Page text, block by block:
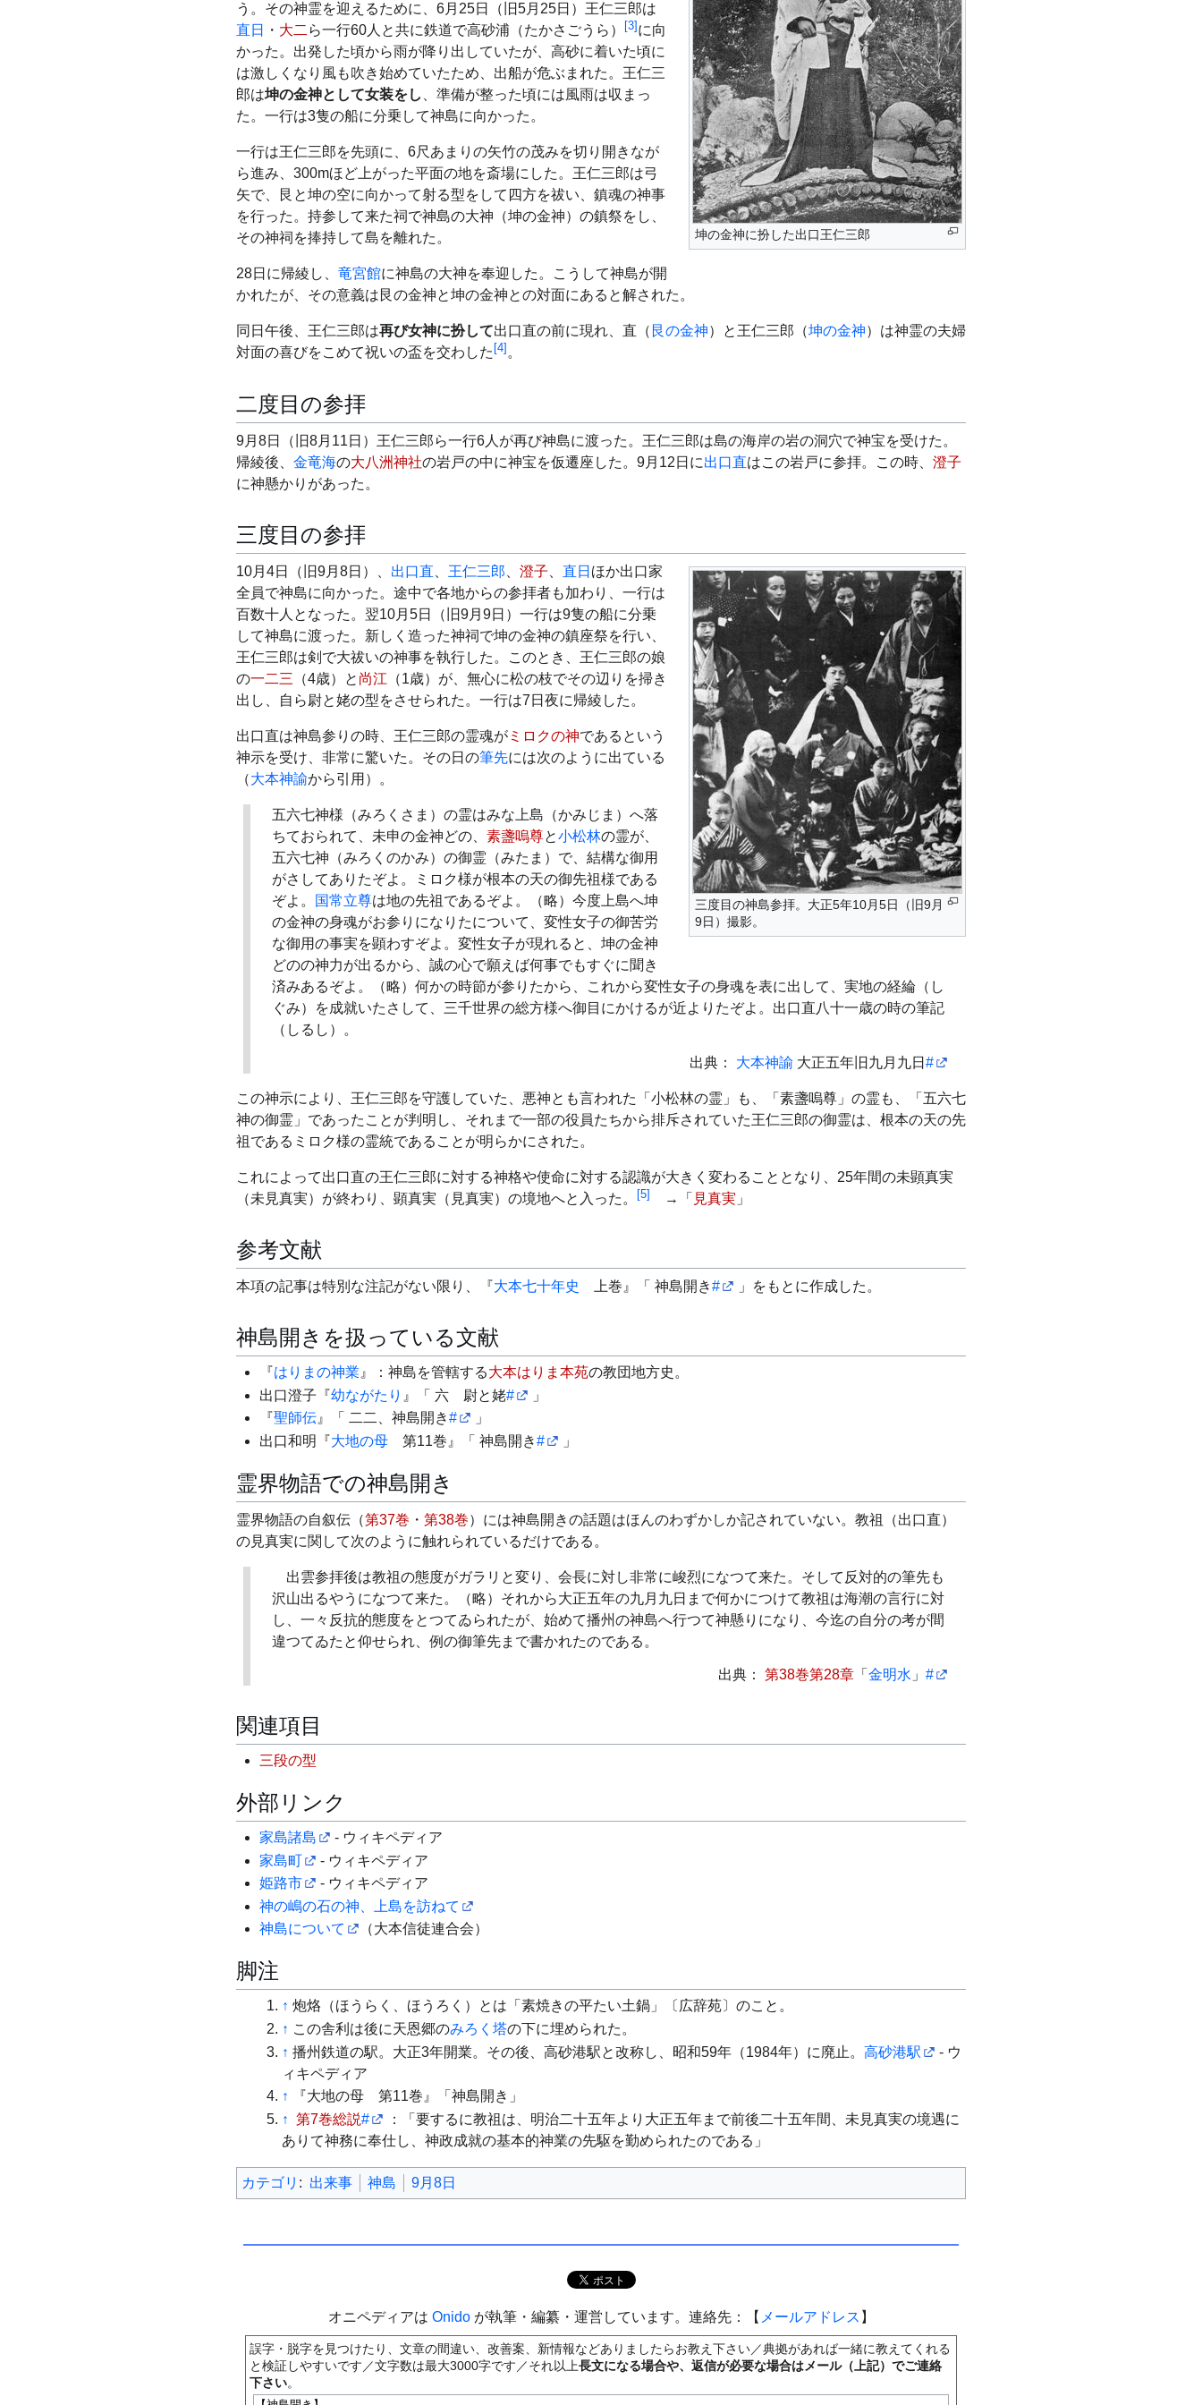
坤の金神に扮した出口王仁三郎
う。その神霊を迎えるために、6月25日（旧5月25日）王仁三郎は
直日
・ 大二 ら一行60人と共に鉄道で高砂浦（たかさごうら） [3] に向
かった。出発した頃から雨が降り出していたが、高砂に着いた頃に
は激しくなり風も吹き始めていたため、出船が危ぶまれた。王仁三
郎は坤の金神として女装をし
、準備が整った頃には風雨は収まっ
た。一行は3隻の船に分乗して神島に向かった。
一行は王仁三郎を先頭に、6尺あまりの矢竹の茂みを切り開きなが
ら進み、300mほど上がった平面の地を斎場にした。王仁三郎は弓
矢で、艮と坤の空に向かって射る型をして四方を祓い、鎮魂の神事
を行った。持参して来た祠で神島の大神（坤の金神）の鎮祭をし、
その神祠を捧持して島を離れた。
28日に帰綾し、 竜宮館に神島の大神を奉迎した。こうして神島が開
かれたが、その意義は艮の金神と坤の金神との対面にあると解された。
同日午後、王仁三郎は再び女神に扮して出口直の前に現れ、直（ 艮の金神）と王仁三郎（坤の金神）は神霊の夫婦
対面の喜びをこめて祝いの盃を交わした [4] 。
二度目の参拝
9月8日（旧8月11日）王仁三郎ら一行6人が再び神島に渡った。王仁三郎は島の海岸の岩の洞穴で神宝を受けた。
帰綾後、 金竜海の大八洲神社の岩戸の中に神宝を仮遷座した。9月12日に出口直はこの岩戸に参拝。この時、 澄子
に神懸かりがあった。
三度目の参拝
三度目の神島参拝。大正5年10月5日（旧9月
9日）撮影。
10月4日（旧9月8日）、 出口直 王仁三郎 澄子 直日 ほか出口家
全員で神島に向かった。途中で各地からの参拝者も加わり、一行は
百数十人となった。翌10月5日（旧9月9日）一行は9隻の船に分乗
して神島に渡った。新しく造った神祠で坤の金神の鎮座祭を行い、
王仁三郎は剣で大祓いの神事を執行した。このとき、王仁三郎の娘
の一二三 （4歳）と 尚江 （1歳）が、無心に松の枝でその辺りを掃き
出し、自ら尉と姥の型をさせられた。一行は7日夜に帰綾した。
出口直は神島参りの時、王仁三郎の霊魂が ミロクの神であるという
神示を受け、非常に驚いた。その日の筆先には次のように出ている
（大本神諭から引用）。
五六七神様（みろくさま）の霊はみな上島（かみじま）へ落
ちておられて、未申の金神どの、 素盞嗚尊と小松林の霊が、
五六七神（みろくのかみ）の御霊（みたま）で、結構な御用
がさしてありたぞよ。ミロク様が根本の天の御先祖様である
ぞよ。
国常立尊は地の先祖であるぞよ。（略）今度上島へ坤
の金神の身魂がお参りになりたについて、変性女子の御苦労
な御用の事実を顕わすぞよ。変性女子が現れると、坤の金神
どのの神力が出るから、誠の心で願えば何事でもすぐに聞き
済みあるぞよ。（略）何かの時節が参りたから、これから変性女子の身魂を表に出して、実地の経綸（し
ぐみ）を成就いたさして、三千世界の総方様へ御目にかけるが近よりたぞよ。出口直八十一歳の時の筆記
（しるし）。
出典： 大本神諭 大正五年旧九月九日 #
この神示により、王仁三郎を守護していた、悪神とも言われた「小松林の霊」も、「素盞嗚尊」の霊も、「五六七
神の御霊」であったことが判明し、それまで一部の役員たちから排斥されていた王仁三郎の御霊は、根本の天の先
祖であるミロク様の霊統であることが明らかにされた。
これによって出口直の王仁三郎に対する神格や使命に対する認識が大きく変わることとなり、25年間の未顕真実
（未見真実）が終わり、顕真実（見真実）の境地へと入った。
[5] →「 見真実 」
参考文献
本項の記事は特別な注記がない限り、『大本七十年史 上巻』「 神島開き# 」をもとに作成した。
神島開きを扱っている文献
『はりまの神業 』：神島を管轄する大本はりま本苑の教団地方史。
出口澄子『幼ながたり 』「 六 尉と姥#
」
『聖師伝』「 二二、神島開き#
」
出口和明『大地の母第11巻』「 神島開き# 」
霊界物語での神島開き
霊界物語の自叙伝（第37巻 ・ 第38巻）には神島開きの話題はほんのわずかしか記されていない。教祖（出口直）
の見真実に関して次のように触れられているだけである。
出雲参拝後は教祖の態度がガラリと変り、会長に対し非常に峻烈になつて来た。そして反対的の筆先も
沢山出るやうになつて来た。（略）それから大正五年の九月九日まで何かにつけて教祖は海潮の言行に対
し、一々反抗的態度をとつてゐられたが、始めて播州の神島へ行つて神懸りになり、今迄の自分の考が間
違つてゐたと仰せられ、例の御筆先まで書かれたのである。
出典： 第38巻第28章 「 金明水 」 #
関連項目
三段の型
外部リンク
家島諸島
- ウィキペディア
家島町
- ウィキペディア
姫路市
- ウィキペディア
神の嶋の石の神、上島を訪ねて
神島について
（大本信徒連合会）
脚注
↑ 炮烙（ほうらく、ほうろく）とは「素焼きの平たい土鍋」〔広辞苑〕のこと。
↑ この舎利は後に天恩郷のみろく塔の下に埋められた。
↑ 播州鉄道の駅。大正3年開業。その後、高砂港駅と改称し、昭和59年（1984年）に廃止。高砂港駅
- ウ
ィキペディア
↑
『大地の母 第11巻』「神島開き」
↑ 第7巻総説#
：「要するに教祖は、明治二十五年より大正五年まで前後二十五年間、未見真実の境遇に
ありて神務に奉仕し、神政成就の基本的神業の先駆を勤められたのである」
カテゴリ : 出来事 神島 9月8日
オニペディアは Onidoが執筆・編纂・運営しています。連絡先：【 メールアドレス 】
誤字・脱字を見つけたり、文章の間違い、改善案、新情報などありましたらお教え下さい／典拠があれば一緒に教えてくれる
と検証しやすいです／文字数は最大3000字です／それ以上長文になる場合や、返信が必要な場合はメール（上記）でご連絡
下さい。